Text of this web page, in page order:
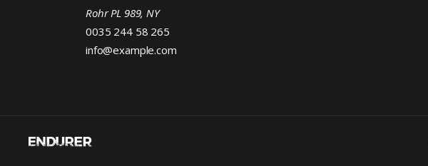
Rohr PL 989, NY
0035 244 58 265
info@example.com